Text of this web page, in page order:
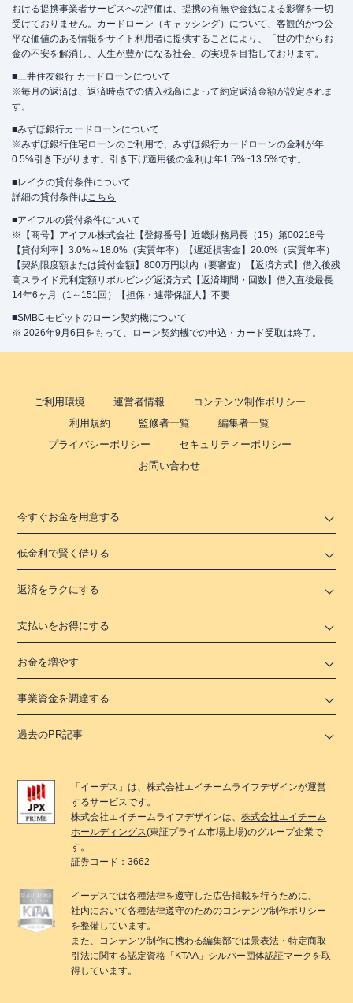
おける提携事業者サービスへの評価は、提携の有無や金銭による影響を一切
受けておりません。カードローン（キャッシング）について、客観的かつ公
平な価値のある情報をサイト利用者に提供することにより、「世の中からお
金の不安を解消し、人生が豊かになる社会」の実現を目指しております。
■三井住友銀行 カードローンについて
※毎月の返済は、返済時点での借入残高によって約定返済金額が設定されま
す。
■みずほ銀行カードローンについて
※みずほ銀行住宅ローンのご利用で、みずほ銀行カードローンの金利が年
0.5%引き下がります。引き下げ適用後の金利は年1.5%~13.5%です。
■レイクの貸付条件について
詳細の貸付条件はこちら
■アイフルの貸付条件について
※【商号】アイフル株式会社【登録番号】近畿財務局長（15）第00218号
【貸付利率】3.0%～18.0%（実質年率）【遅延損害金】20.0%（実質年率）
【契約限度額または貸付金額】800万円以内（要審査）【返済方式】借入後残
高スライド元利定額リボルビング返済方式【返済期間・回数】借入直後最長
14年6ヶ月（1～151回）【担保・連帯保証人】不要
■SMBCモビットのローン契約機について
※ 2026年9月6日をもって、ローン契約機での申込・カード受取は終了。
ご利用環境 運営者情報
コンテンツ制作ポリシー
利用規約
監修者一覧
編集者一覧
プライバシーポリシー
セキュリティーポリシー
お問い合わせ
今すぐお金を用意する
低金利で賢く借りる
返済をラクにする
支払いをお得にする
お金を増やす
事業資金を調達する
過去のPR記事
「 イーデス 」は、株式会社エイチームライフデザインが運営
するサービスです。
株式会社エイチームライフデザインは、株式会社エイチーム
ホールディングス(東証プライム市場上場)のグループ企業で
す。
証券コード：3662
イーデスでは各種法律を遵守した広告掲載を行うために、
社内において各種法律遵守のためのコンテンツ制作ポリシー
を整備しています。
また、コンテンツ制作に携わる編集部では景表法・特定商取
引法に関する認定資格「KTAA」 シルバー団体認証マークを取
得しています。